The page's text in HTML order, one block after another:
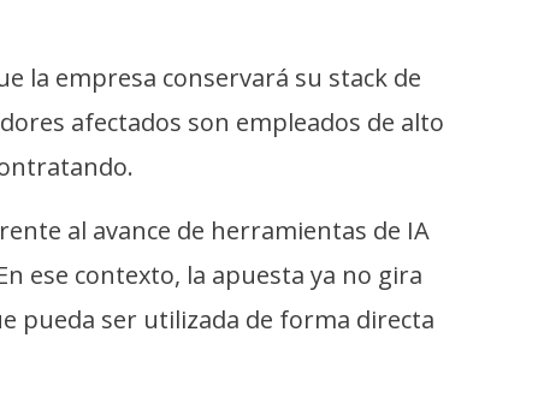
la empresa conservará su stack de
afectados son empleados de alto
al avance de herramientas de IA
ese contexto, la apuesta ya no gira
pueda ser utilizada de forma directa